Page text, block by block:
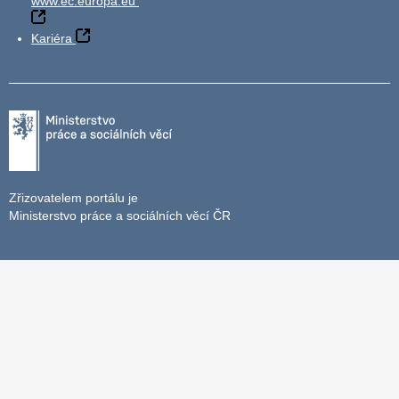
Kariéra
Zřizovatelem portálu je
Ministerstvo práce a sociálních věcí ČR